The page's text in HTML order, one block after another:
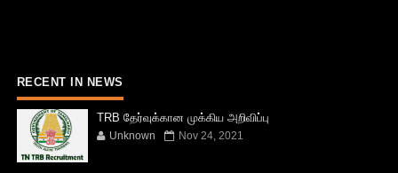
RECENT IN NEWS
TRB தேர்வுக்கான முக்கிய அறிவிப்பு
Unknown Nov 24, 2021